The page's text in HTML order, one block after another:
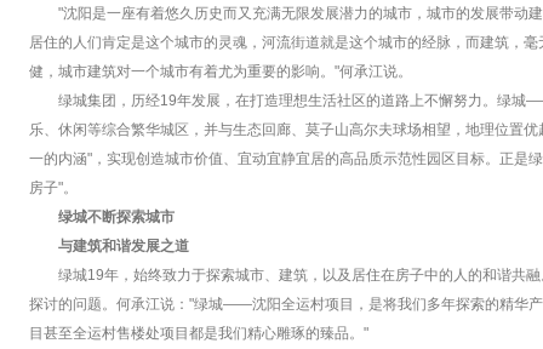
"沈阳是一座有着悠久历史而又充满无限发展潜力的城市，城市的发展带动
居住的人们肯定是这个城市的灵魂，河流街道就是这个城市的经脉，而建筑，
健，城市建筑对一个城市有着尤为重要的影响。"何承江说。
绿城集团，历经19年发展，在打造理想生活社区的道路上不懈努力。绿
乐、休闲等综合繁华城区，并与生态回廊、莫子山高尔夫球场相望，地理位置
一的内涵"，实现创造城市价值、宜动宜静宜居的高品质示范性园区目标。正是
房子"。
绿城不断探索城市
与建筑和谐发展之道
绿城19年，始终致力于探索城市、建筑，以及居住在房子中的人的和谐共
探讨的问题。何承江说："绿城——沈阳全运村项目，是将我们多年探索的精华
目甚至全运村售楼处项目都是我们精心雕琢的臻品。"